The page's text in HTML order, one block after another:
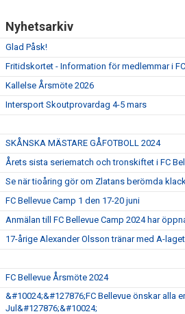
Nyhetsarkiv
Glad Påsk!
Fritidskortet - Information för medlemmar i
Kallelse Årsmöte 2026
Intersport Skoutprovardag 4-5 mars
SKÅNSKA MÄSTARE GÅFOTBOLL 2024
Årets sista seriematch och tronskiftet i FC
Se när tioåring gör om Zlatans berömda
FC Bellevue Camp 1 den 17-20 juni
Anmälan till FC Bellevue Camp 2024 har
17-årige Alexander Olsson tränar med A-
FC Bellevue Årsmöte 2024
&#10024;&#127876;FC Bellevue önskar alla
Jul&#127876;&#10024;